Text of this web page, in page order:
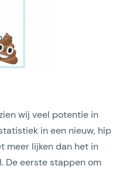
wij veel potentie in
in een nieuw, hip
meer lijken dan het in
De eerste stappen om